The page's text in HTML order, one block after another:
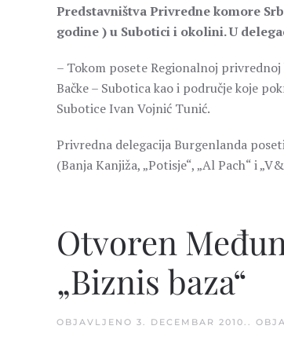
Predstavništva Privredne komore
godine ) u Subotici i okolini. U
– Tokom posete Regionalnoj
Bačke – Subotica kao i područje koje
Subotice Ivan Vojnić Tunić.
Privredna delegacija Burgenlanda
(Banja Kanjiža, „Potisje“, „Al Pach“ i
Otvoren
„Biznis baza“
OBJAVLJENO 3. DECEMBAR 2010. .